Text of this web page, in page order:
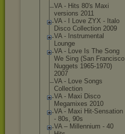
VA - Hits 80's Maxi
versions 2011
VA - I Love ZYX - Italo
Disco Collection 2009
VA - Instrumental
Lounge
VA - Love Is The Song
We Sing (San Francisco
Nuggets 1965-1970)
2007
VA - Love Songs
Collection
VA - Maxi Disco
Megamixes 2010
VA - Maxi Hit-Sensation
- 80s, 90s
VA ‎– Millennium - 40